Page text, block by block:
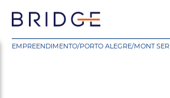
EMPREENDIMENTO/PORTO ALEGRE/MONT